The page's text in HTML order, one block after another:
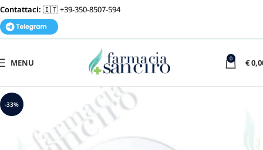
Contattaci: 🇮🇹 +39-350-8507-594
MENU 0 €
-33%